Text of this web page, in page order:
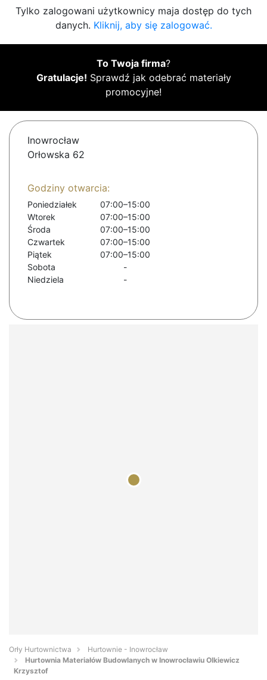
Tylko zalogowani użytkownicy maja dostęp do tych
danych. Kliknij, aby się zalogować.
To Twoja firma?
Gratulacje! Sprawdź jak odebrać materiały
promocyjne!
Inowrocław
Orłowska 62
Godziny otwarcia:
Poniedziałek
07:00–15:00
Wtorek
07:00–15:00
Środa
07:00–15:00
Czwartek
07:00–15:00
Piątek
07:00–15:00
Sobota
-
Niedziela
-
Orły Hurtownictwa
Hurtownie - Inowrocław
Hurtownia Materiałów Budowlanych w Inowrocławiu Olkiewicz
Krzysztof